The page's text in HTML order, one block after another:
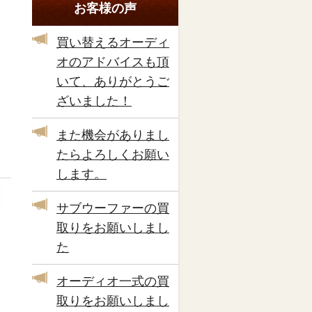
お客様の声
買い替えるオーディ
オのアドバイスも頂
いて、ありがとうご
ざいました！
また機会がありまし
たらよろしくお願い
します。
サブウーファーの買
取りをお願いしまし
た
オーディオ一式の買
取りをお願いしまし